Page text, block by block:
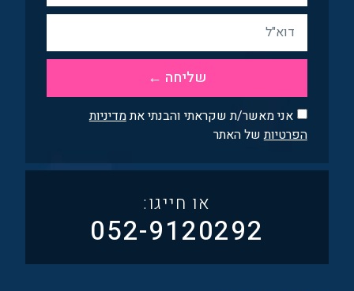
‪אני מאשר/ת שקראתי והבנתי אתמדיניות
הפרטיותשל האתר‬
שליחה ←
או חייגו:
052-9120292